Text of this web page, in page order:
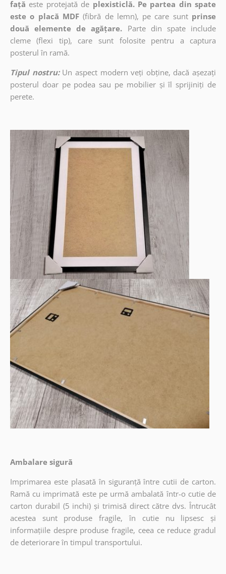
față este protejată de plexisticlă. Pe partea din spate
este o placă MDF (fibră de lemn), pe care sunt prinse
două elemente de agățare. Parte din spate include
cleme (flexi tip), care sunt folosite pentru a captura
posterul în ramă.
Tipul nostru: Un aspect modern veți obține, dacă așezați
posterul doar pe podea sau pe mobilier și îl sprijiniți de
perete.
Ambalare sigură
Imprimarea este plasată în siguranță între cutii de carton.
Ramă cu imprimată este pe urmă ambalată într-o cutie de
carton durabil (5 inchi) și trimisă direct către dvs. Întrucât
acestea sunt produse fragile, în cutie nu lipsesc și
informațiile despre produse fragile, ceea ce reduce gradul
de deteriorare în timpul transportului.